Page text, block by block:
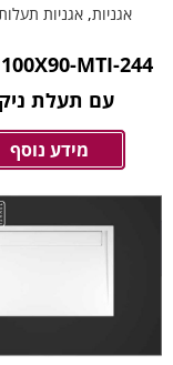
אגניות, אגניות
עם תעלת
מידע נוסף